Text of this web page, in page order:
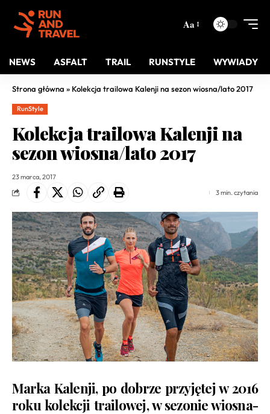
Aa
NEWS ASFALT TRAIL RUNSTYLE WYWIADY
Strona główna » Kolekcja trailowa Kalenji na sezon wiosna/lato 2017
RunStyle
Kolekcja trailowa Kalenji na
sezon wiosna/lato 2017
23 marca, 2017
3 min. czytania
Marka Kalenji, po dobrze przyjętej w 2016
roku kolekcji trailowej, w sezonie wiosna-